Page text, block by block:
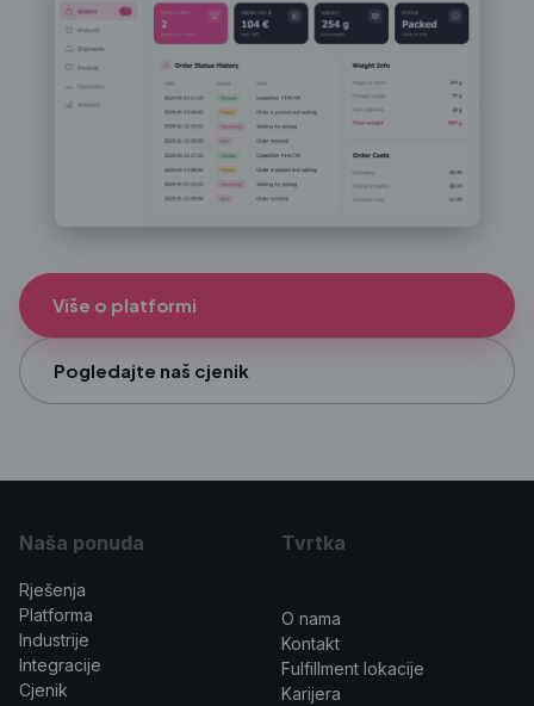
Više o platformi
Pogledajte naš cjenik
Naša ponuda
Rješenja
Platforma
Industrije
Integracije
Cjenik
Tvrtka
O nama
Kontakt
Fulfillment lokacije
Karijera